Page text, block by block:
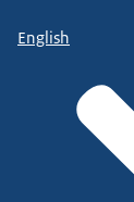
English